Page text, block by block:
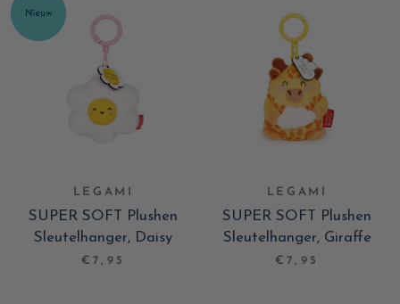
LEGAMI
SUPER SOFT Plushen
Sleutelhanger, Daisy
€7,95
LEGAMI
SUPER SOFT Plushen
Sleutelhanger, Giraffe
€7,95